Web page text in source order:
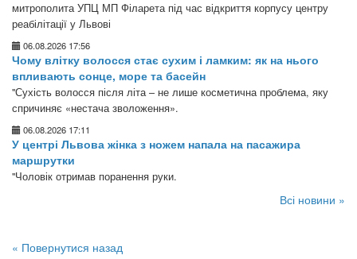
митрополита УПЦ МП Філарета під час відкриття корпусу центру
реабілітації у Львові
06.08.2026 17:56
Чому влітку волосся стає сухим і ламким: як на нього
впливають сонце, море та басейн
"Сухість волосся після літа – не лише косметична проблема, яку
спричиняє «нестача зволоження».
06.08.2026 17:11
У центрі Львова жінка з ножем напала на пасажира
маршрутки
"Чоловік отримав поранення руки.
Всі новини »
« Повернутися назад